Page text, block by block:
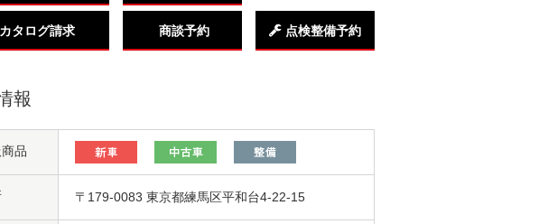
カタログ請求 商談予約 点検整備予約
報
品
〒179-0083 東京都練馬区平和台4-22-15